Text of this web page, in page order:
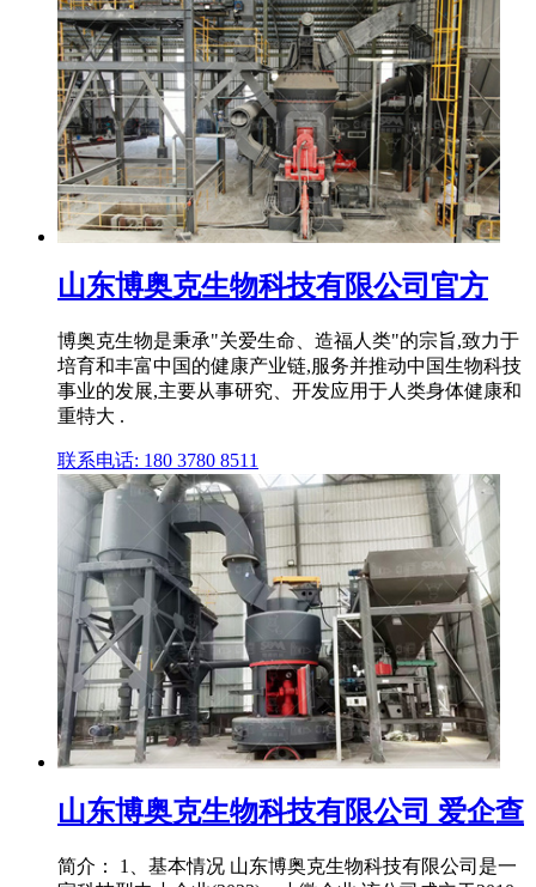
山东博奥克生物科技有限公司官方
博奥克生物是秉承"关爱生命、造福人类"的宗旨,致力于
培育和丰富中国的健康产业链,服务并推动中国生物科技
事业的发展,主要从事研究、开发应用于人类身体健康和
重特大 .
联系电话: 180 3780 8511
山东博奥克生物科技有限公司 爱企查
简介： 1、基本情况 山东博奥克生物科技有限公司是一